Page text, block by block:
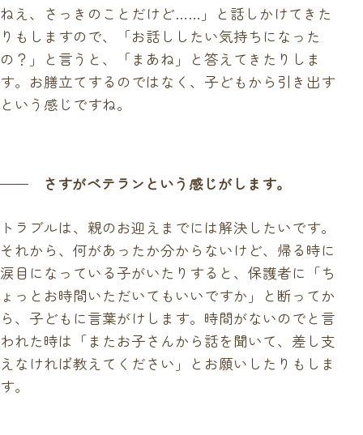
ねえ、さっきのことだけど……」と話しかけてきた
りもしますので、「お話ししたい気持ちになった
の？」と言うと、「まあね」と答えてきたりしま
す。お膳立てするのではなく、子どもから引き出す
という感じですね。
さすがベテランという感じがします。
トラブルは、親のお迎えまでには解決したいです。
それから、何があったか分からないけど、帰る時に
涙目になっている子がいたりすると、保護者に「ち
ょっとお時間いただいてもいいですか」と断ってか
ら、子どもに言葉がけします。時間がないのでと言
われた時は「またお子さんから話を聞いて、差し支
えなければ教えてください」とお願いしたりもしま
す。